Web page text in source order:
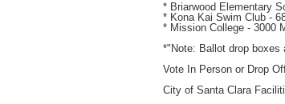
* Briarwood Elementary
* Kona Kai Swim Club -
* Mission College - 3000
*"Note: Ballot drop boxes
Vote In Person or Drop
City of Santa Clara